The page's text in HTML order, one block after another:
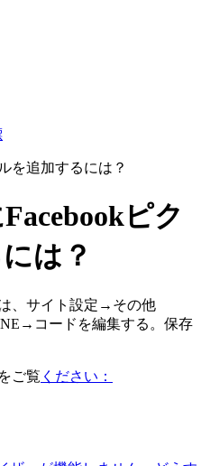
を追加するには？
ピク
は？
、サイト設定→その他
コードを編集する。保存
ご覧 ください：